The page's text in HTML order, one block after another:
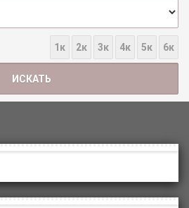
1к 2к 3к 4к 5к 6к